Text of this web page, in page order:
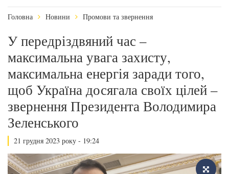
Головна Новини Промови та звернення
У передріздвяний час –
максимальна увага захисту,
максимальна енергія заради того,
щоб Україна досягала своїх цілей –
звернення Президента Володимира
Зеленського
21 грудня 2023 року - 19:24